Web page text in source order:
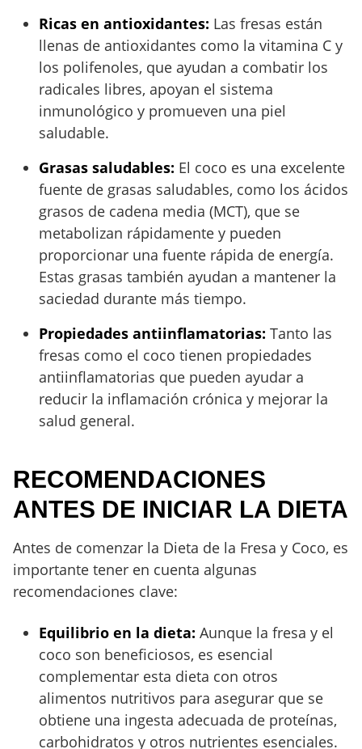
Ricas en antioxidantes: Las fresas están
llenas de antioxidantes como la vitamina C y
los polifenoles, que ayudan a combatir los
radicales libres, apoyan el sistema
inmunológico y promueven una piel
saludable.
Grasas saludables: El coco es una excelente
fuente de grasas saludables, como los ácidos
grasos de cadena media (MCT), que se
metabolizan rápidamente y pueden
proporcionar una fuente rápida de energía.
Estas grasas también ayudan a mantener la
saciedad durante más tiempo.
Propiedades antiinflamatorias: Tanto las
fresas como el coco tienen propiedades
antiinflamatorias que pueden ayudar a
reducir la inflamación crónica y mejorar la
salud general.
RECOMENDACIONES
ANTES DE INICIAR LA DIETA
Antes de comenzar la Dieta de la Fresa y Coco, es
importante tener en cuenta algunas
recomendaciones clave:
Equilibrio en la dieta: Aunque la fresa y el
coco son beneficiosos, es esencial
complementar esta dieta con otros
alimentos nutritivos para asegurar que se
obtiene una ingesta adecuada de proteínas,
carbohidratos y otros nutrientes esenciales.